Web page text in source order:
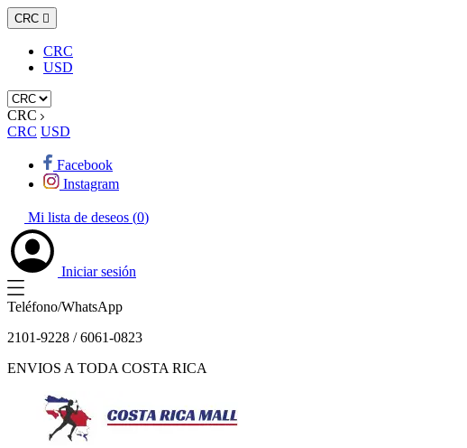
CRC 
CRC
USD
CRC
CRC USD
Facebook
Instagram
Mi lista de deseos (0)
Iniciar sesión
Teléfono/WhatsApp
2101-9228 / 6061-0823
ENVIOS A TODA COSTA RICA